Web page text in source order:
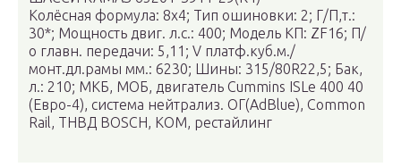
Колёсная формула: 8х4; Тип ошиновки: 2; Г/П,т.:
30*; Мощность двиг. л.с.: 400; Модель КП: ZF16; П/
о главн. передачи: 5,11; V платф.куб.м./
монт.дл.рамы мм.: 6230; Шины: 315/80R22,5; Бак,
л.: 210; МКБ, МОБ, двигатель Cummins ISLe 400 40
(Евро-4), система нейтрализ. ОГ(AdBlue), Common
Rail, ТНВД BOSCH, КОМ, рестайлинг